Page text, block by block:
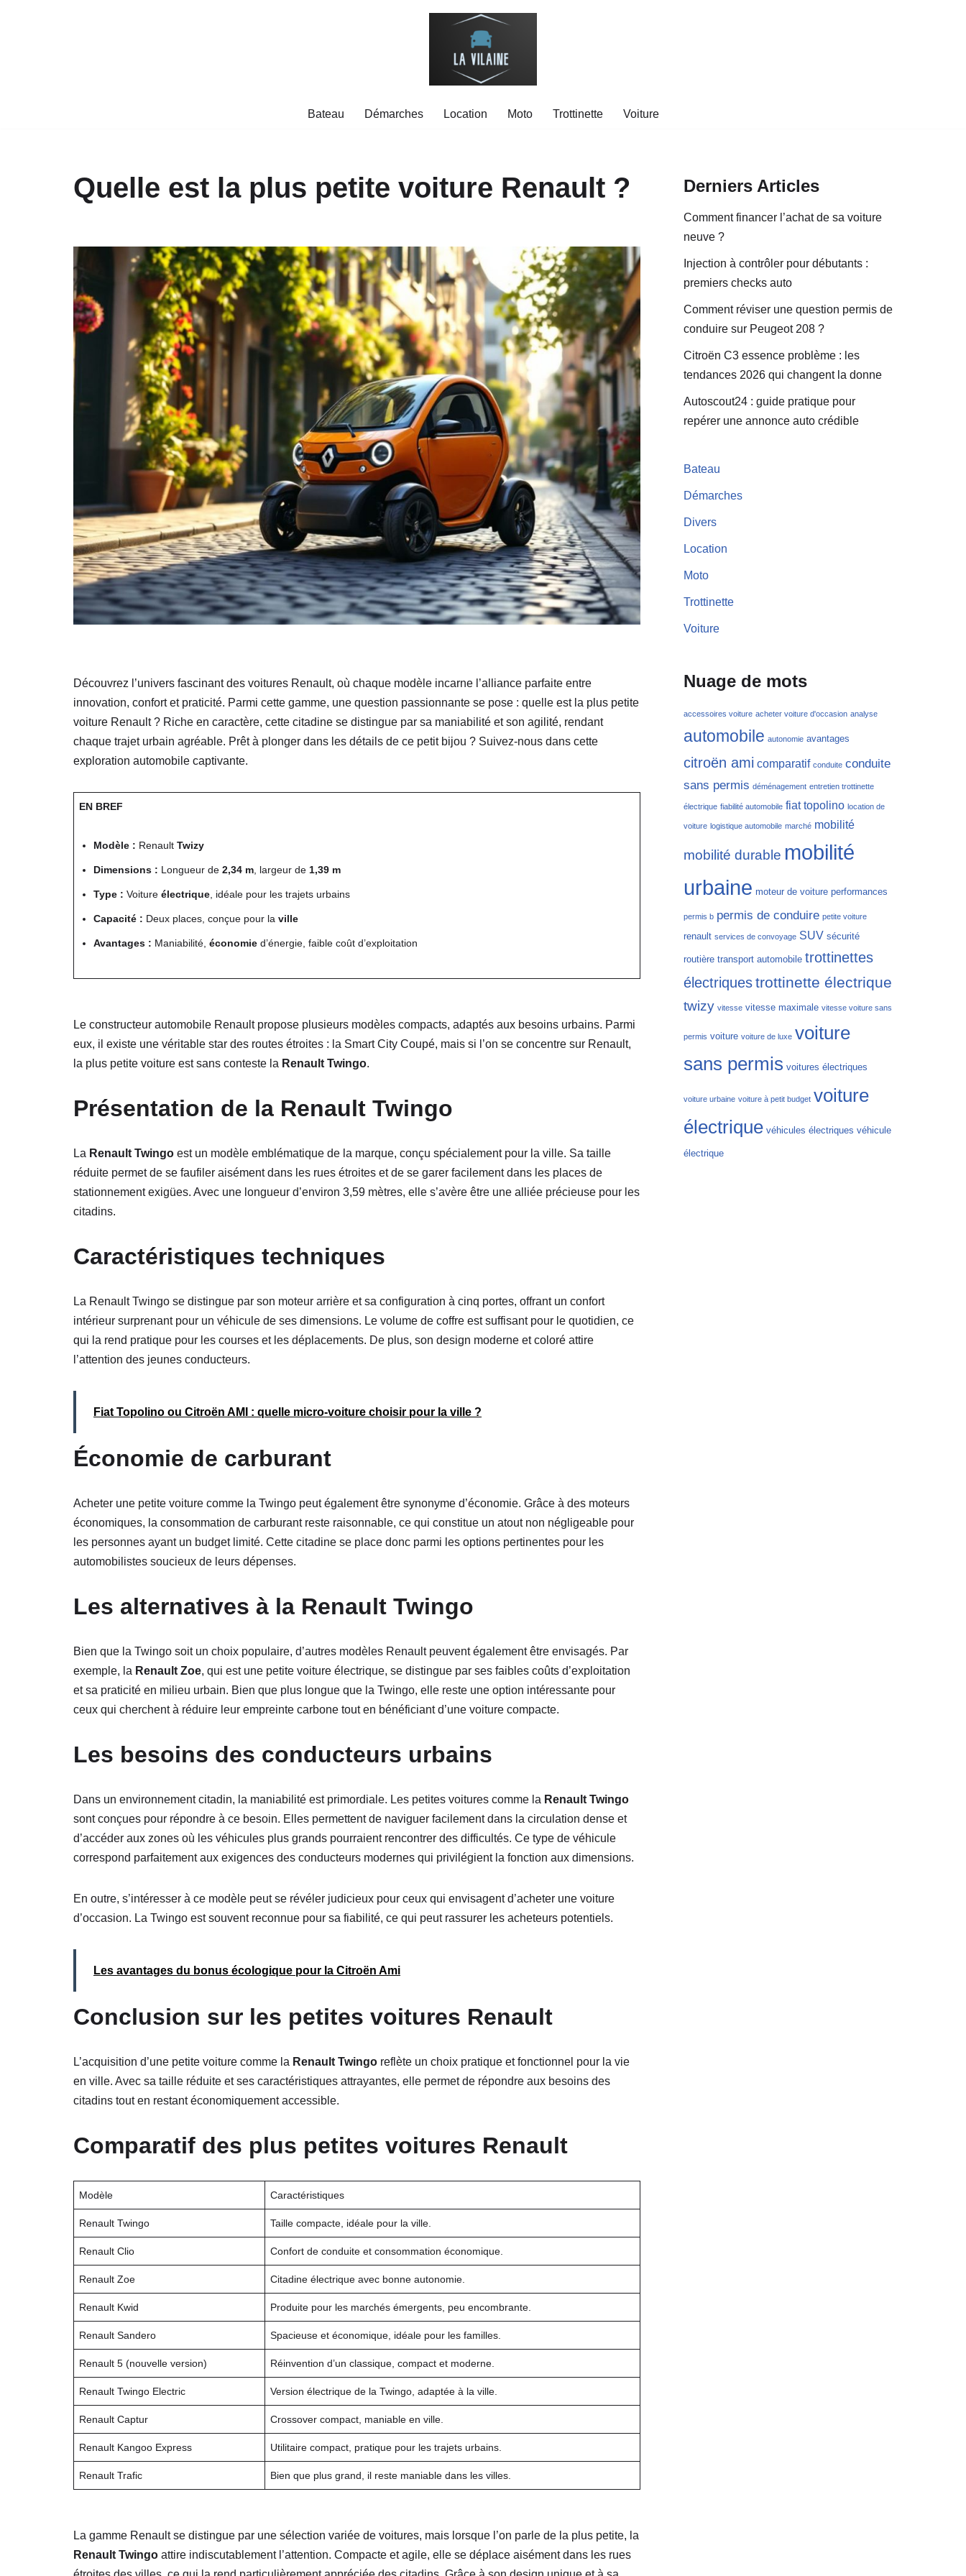
Bateau Démarches Location Moto Trottinette Voiture
Quelle est la plus petite voiture Renault ?
Découvrez l’univers fascinant des voitures Renault, où chaque modèle incarne l’alliance parfaite entre
innovation, confort et praticité. Parmi cette gamme, une question passionnante se pose : quelle est la plus petite
voiture Renault ? Riche en caractère, cette citadine se distingue par sa maniabilité et son agilité, rendant
chaque trajet urbain agréable. Prêt à plonger dans les détails de ce petit bijou ? Suivez-nous dans cette
exploration automobile captivante.
EN BREF
Modèle : RenaultTwizy
Dimensions : Longueur de2,34 m, largeur de1,39 m
Type : Voitureélectrique, idéale pour les trajets urbains
Capacité : Deux places, conçue pour laville
Avantages : Maniabilité,économie d’énergie, faible coût d’exploitation
Le constructeur automobile Renault propose plusieurs modèles compacts, adaptés aux besoins urbains. Parmi
eux, il existe une véritable star des routes étroites : la Smart City Coupé, mais si l’on se concentre sur Renault,
la plus petite voiture est sans conteste la Renault Twingo.
Présentation de la Renault Twingo
La Renault Twingo est un modèle emblématique de la marque, conçu spécialement pour la ville. Sa taille
réduite permet de se faufiler aisément dans les rues étroites et de se garer facilement dans les places de
stationnement exigües. Avec une longueur d’environ 3,59 mètres, elle s’avère être une alliée précieuse pour les
citadins.
Caractéristiques techniques
La Renault Twingo se distingue par son moteur arrière et sa configuration à cinq portes, offrant un confort
intérieur surprenant pour un véhicule de ses dimensions. Le volume de coffre est suffisant pour le quotidien, ce
qui la rend pratique pour les courses et les déplacements. De plus, son design moderne et coloré attire
l’attention des jeunes conducteurs.
Fiat Topolino ou Citroën AMI : quelle micro-voiture choisir pour la ville ?
Économie de carburant
Acheter une petite voiture comme la Twingo peut également être synonyme d’économie. Grâce à des moteurs
économiques, la consommation de carburant reste raisonnable, ce qui constitue un atout non négligeable pour
les personnes ayant un budget limité. Cette citadine se place donc parmi les options pertinentes pour les
automobilistes soucieux de leurs dépenses.
Les alternatives à la Renault Twingo
Bien que la Twingo soit un choix populaire, d’autres modèles Renault peuvent également être envisagés. Par
exemple, la Renault Zoe, qui est une petite voiture électrique, se distingue par ses faibles coûts d’exploitation
et sa praticité en milieu urbain. Bien que plus longue que la Twingo, elle reste une option intéressante pour
ceux qui cherchent à réduire leur empreinte carbone tout en bénéficiant d’une voiture compacte.
Les besoins des conducteurs urbains
Dans un environnement citadin, la maniabilité est primordiale. Les petites voitures comme la Renault Twingo
sont conçues pour répondre à ce besoin. Elles permettent de naviguer facilement dans la circulation dense et
d’accéder aux zones où les véhicules plus grands pourraient rencontrer des difficultés. Ce type de véhicule
correspond parfaitement aux exigences des conducteurs modernes qui privilégient la fonction aux dimensions.
En outre, s’intéresser à ce modèle peut se révéler judicieux pour ceux qui envisagent d’acheter une voiture
d’occasion. La Twingo est souvent reconnue pour sa fiabilité, ce qui peut rassurer les acheteurs potentiels.
Les avantages du bonus écologique pour la Citroën Ami
Conclusion sur les petites voitures Renault
L’acquisition d’une petite voiture comme la Renault Twingo reflète un choix pratique et fonctionnel pour la vie
en ville. Avec sa taille réduite et ses caractéristiques attrayantes, elle permet de répondre aux besoins des
citadins tout en restant économiquement accessible.
Comparatif des plus petites voitures Renault
Modèle Caractéristiques
Renault Twingo Taille compacte, idéale pour la ville.
Renault Clio Confort de conduite et consommation économique.
Renault Zoe Citadine électrique avec bonne autonomie.
Renault Kwid Produite pour les marchés émergents, peu encombrante.
Renault Sandero Spacieuse et économique, idéale pour les familles.
Renault 5 (nouvelle version) Réinvention d’un classique, compact et moderne.
Renault Twingo Electric Version électrique de la Twingo, adaptée à la ville.
Renault Captur Crossover compact, maniable en ville.
Renault Kangoo Express Utilitaire compact, pratique pour les trajets urbains.
Renault Trafic Bien que plus grand, il reste maniable dans les villes.
La gamme Renault se distingue par une sélection variée de voitures, mais lorsque l’on parle de la plus petite, la
Renault Twingo attire indiscutablement l’attention. Compacte et agile, elle se déplace aisément dans les rues
Derniers Articles
Comment financer l’achat de sa voiture
neuve ?
Injection à contrôler pour débutants :
premiers checks auto
Comment réviser une question permis de
conduire sur Peugeot 208 ?
Citroën C3 essence problème : les
tendances 2026 qui changent la donne
Autoscout24 : guide pratique pour
repérer une annonce auto crédible
Bateau
Démarches
Divers
Location
Moto
Trottinette
Voiture
Nuage de mots
accessoires voiture acheter voiture d'occasion analyse
automobile autonomie avantages
citroën ami comparatif conduite conduite
sans permis déménagement entretien trottinette
électrique fiabilité automobile fiat topolino location de
voiture logistique automobile marché mobilité
mobilité durable mobilité
urbaine moteur de voiture performances
permis b permis de conduire petite voiture
renault services de convoyage SUV sécurité
routière transport automobile trottinettes
électriquestrottinette électrique
twizy vitesse vitesse maximale vitesse voiture sans
permis voiture voiture de luxe voiture
sans permis voitures électriques
voiture urbaine voiture à petit budget voiture
électrique véhicules électriques véhicule
électrique